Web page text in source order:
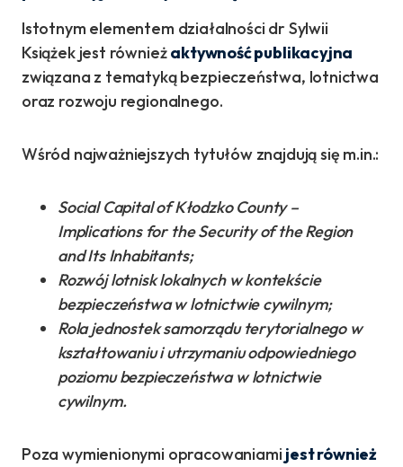
Istotnym elementem działalności dr Sylwii
Książek jest równieżaktywność publikacyjna
związana z tematyką bezpieczeństwa, lotnictwa
oraz rozwoju regionalnego.
Wśród najważniejszych tytułów znajdują się m.in.:
Social Capital of Kłodzko County –
Implications for the Security of the Region
and Its Inhabitants;
Rozwój lotnisk lokalnych w kontekście
bezpieczeństwa w lotnictwie cywilnym;
Rola jednostek samorządu terytorialnego w
kształtowaniu i utrzymaniu odpowiedniego
poziomu bezpieczeństwa w lotnictwie
cywilnym.
Poza wymienionymi opracowaniami jest również